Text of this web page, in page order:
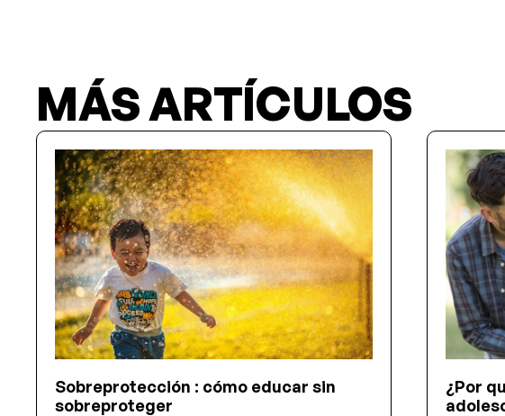
MÁS ARTÍCULOS
Sobreprotección : cómo educar sin
sobreproteger
¿Por